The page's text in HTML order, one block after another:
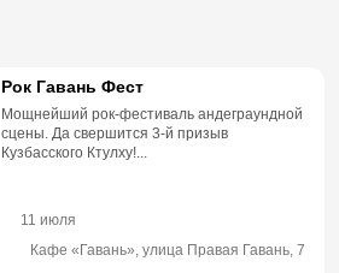
Рок Гавань Фест
Мощнейший рок-фестиваль андеграундной
сцены. Да свершится 3-й призыв
Кузбасского Ктулху!...
11 июля
Кафе «Гавань», улица Правая Гавань, 7